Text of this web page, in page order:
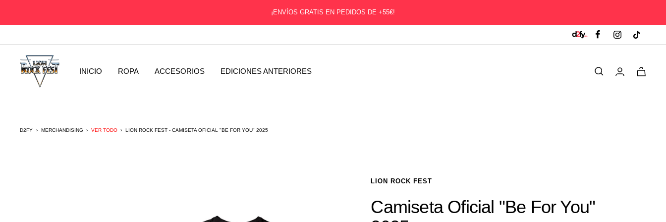
¡ENVÍOS GRATIS EN PEDIDOS DE +55€!
INICIO ROPA ACCESORIOS EDICIONES ANTERIORES
D2fy
-
Direct
D2FY › MERCHANDISING › VER TODO › LION ROCK FEST - CAMISETA OFICIAL "BE FOR YOU" 2025
LION ROCK FEST
Camiseta Oficial "Be For You"